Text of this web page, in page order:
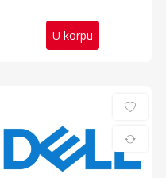
U korpu